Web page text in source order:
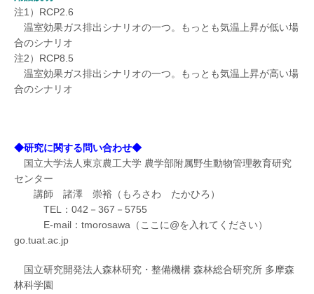
注1）RCP2.6
温室効果ガス排出シナリオの一つ。もっとも気温上昇が低い場
合のシナリオ
注2）RCP8.5
温室効果ガス排出シナリオの一つ。もっとも気温上昇が高い場
合のシナリオ
◆研究に関する問い合わせ◆
国立大学法人東京農工大学 農学部附属野生動物管理教育研究
センター
講師 諸澤 崇裕（もろさわ たかひろ）
TEL：042－367－5755
E-mail：tmorosawa（ここに@を入れてください）
go.tuat.ac.jp
国立研究開発法人森林研究・整備機構 森林総合研究所 多摩森
林科学園